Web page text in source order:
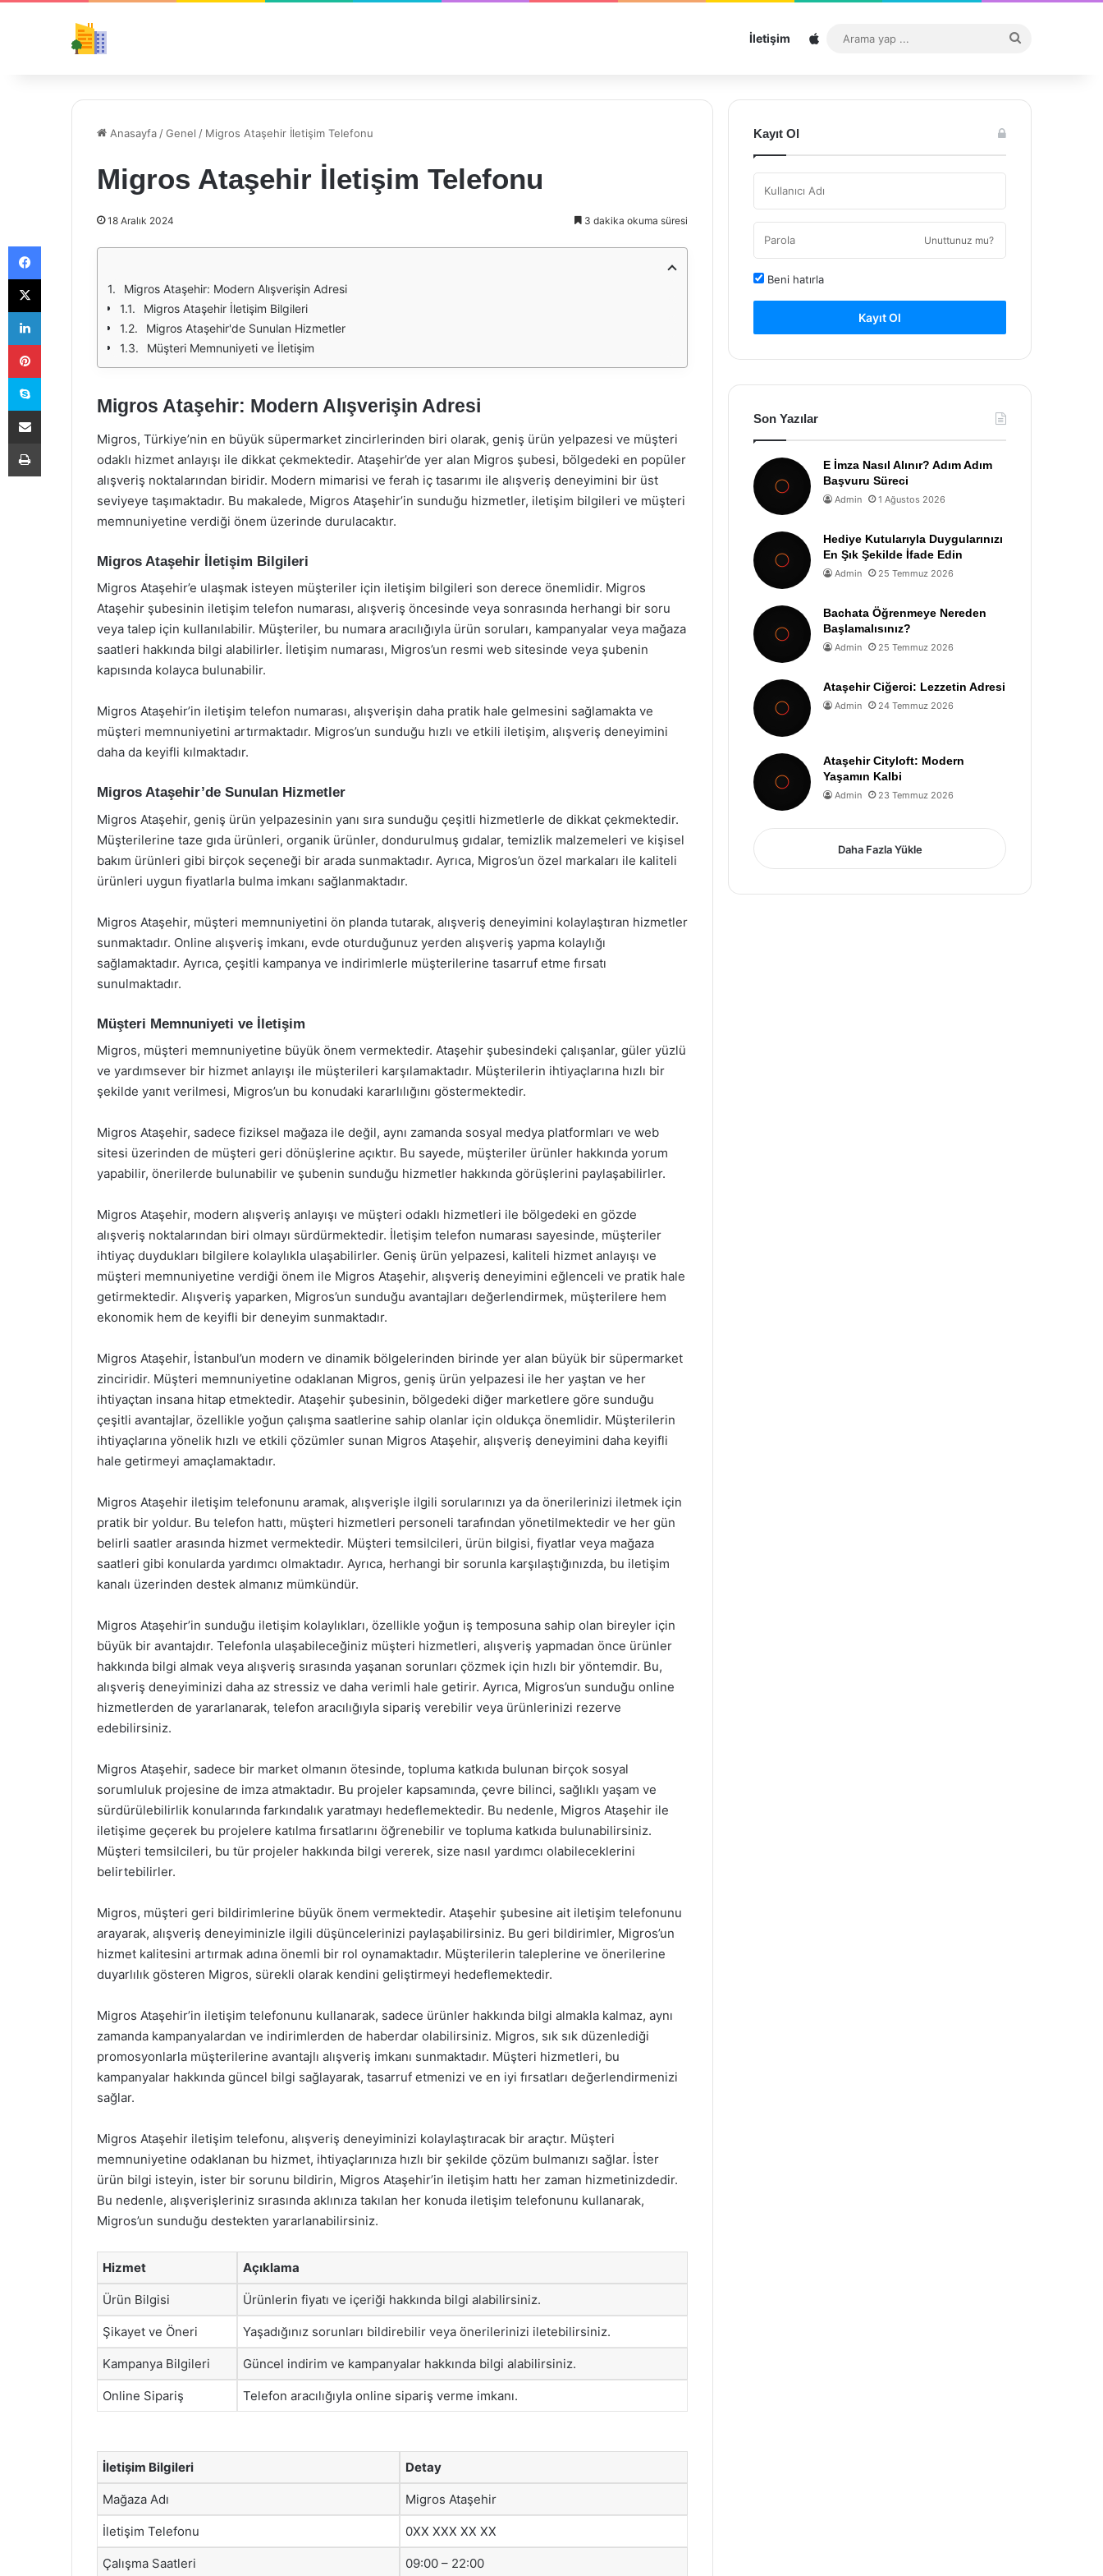
İletişim Sitemap
...
Anasayfa /Genel / Migros Ataşehir İletişim Telefonu
Migros Ataşehir İletişim Telefonu
18 Aralık 2024 3 dakika okuma süresi
Migros Ataşehir: Modern Alışverişin Adresi
Migros Ataşehir İletişim Bilgileri
Migros Ataşehir'de Sunulan Hizmetler
Müşteri Memnuniyeti ve İletişim
Migros Ataşehir: Modern Alışverişin Adresi
Migros, Türkiye’nin en büyük süpermarket zincirlerinden biri olarak, geniş ürün yelpazesi ve müşteri
odaklı hizmet anlayışı ile dikkat çekmektedir. Ataşehir’de yer alan Migros şubesi, bölgedeki en popüler
alışveriş noktalarından biridir. Modern mimarisi ve ferah iç tasarımı ile alışveriş deneyimini bir üst
seviyeye taşımaktadır. Bu makalede, Migros Ataşehir’in sunduğu hizmetler, iletişim bilgileri ve müşteri
memnuniyetine verdiği önem üzerinde durulacaktır.
Migros Ataşehir İletişim Bilgileri
Migros Ataşehir’e ulaşmak isteyen müşteriler için iletişim bilgileri son derece önemlidir. Migros
Ataşehir şubesinin iletişim telefon numarası, alışveriş öncesinde veya sonrasında herhangi bir soru
veya talep için kullanılabilir. Müşteriler, bu numara aracılığıyla ürün soruları, kampanyalar veya mağaza
saatleri hakkında bilgi alabilirler. İletişim numarası, Migros’un resmi web sitesinde veya şubenin
kapısında kolayca bulunabilir.
Migros Ataşehir’in iletişim telefon numarası, alışverişin daha pratik hale gelmesini sağlamakta ve
müşteri memnuniyetini artırmaktadır. Migros’un sunduğu hızlı ve etkili iletişim, alışveriş deneyimini
daha da keyifli kılmaktadır.
Migros Ataşehir’de Sunulan Hizmetler
Migros Ataşehir, geniş ürün yelpazesinin yanı sıra sunduğu çeşitli hizmetlerle de dikkat çekmektedir.
Müşterilerine taze gıda ürünleri, organik ürünler, dondurulmuş gıdalar, temizlik malzemeleri ve kişisel
bakım ürünleri gibi birçok seçeneği bir arada sunmaktadır. Ayrıca, Migros’un özel markaları ile kaliteli
ürünleri uygun fiyatlarla bulma imkanı sağlanmaktadır.
Migros Ataşehir, müşteri memnuniyetini ön planda tutarak, alışveriş deneyimini kolaylaştıran hizmetler
sunmaktadır. Online alışveriş imkanı, evde oturduğunuz yerden alışveriş yapma kolaylığı
sağlamaktadır. Ayrıca, çeşitli kampanya ve indirimlerle müşterilerine tasarruf etme fırsatı
sunulmaktadır.
Müşteri Memnuniyeti ve İletişim
Migros, müşteri memnuniyetine büyük önem vermektedir. Ataşehir şubesindeki çalışanlar, güler yüzlü
ve yardımsever bir hizmet anlayışı ile müşterileri karşılamaktadır. Müşterilerin ihtiyaçlarına hızlı bir
şekilde yanıt verilmesi, Migros’un bu konudaki kararlılığını göstermektedir.
Migros Ataşehir, sadece fiziksel mağaza ile değil, aynı zamanda sosyal medya platformları ve web
sitesi üzerinden de müşteri geri dönüşlerine açıktır. Bu sayede, müşteriler ürünler hakkında yorum
yapabilir, önerilerde bulunabilir ve şubenin sunduğu hizmetler hakkında görüşlerini paylaşabilirler.
Migros Ataşehir, modern alışveriş anlayışı ve müşteri odaklı hizmetleri ile bölgedeki en gözde
alışveriş noktalarından biri olmayı sürdürmektedir. İletişim telefon numarası sayesinde, müşteriler
ihtiyaç duydukları bilgilere kolaylıkla ulaşabilirler. Geniş ürün yelpazesi, kaliteli hizmet anlayışı ve
müşteri memnuniyetine verdiği önem ile Migros Ataşehir, alışveriş deneyimini eğlenceli ve pratik hale
getirmektedir. Alışveriş yaparken, Migros’un sunduğu avantajları değerlendirmek, müşterilere hem
ekonomik hem de keyifli bir deneyim sunmaktadır.
Migros Ataşehir, İstanbul’un modern ve dinamik bölgelerinden birinde yer alan büyük bir süpermarket
zinciridir. Müşteri memnuniyetine odaklanan Migros, geniş ürün yelpazesi ile her yaştan ve her
ihtiyaçtan insana hitap etmektedir. Ataşehir şubesinin, bölgedeki diğer marketlere göre sunduğu
çeşitli avantajlar, özellikle yoğun çalışma saatlerine sahip olanlar için oldukça önemlidir. Müşterilerin
ihtiyaçlarına yönelik hızlı ve etkili çözümler sunan Migros Ataşehir, alışveriş deneyimini daha keyifli
hale getirmeyi amaçlamaktadır.
Migros Ataşehir iletişim telefonunu aramak, alışverişle ilgili sorularınızı ya da önerilerinizi iletmek için
pratik bir yoldur. Bu telefon hattı, müşteri hizmetleri personeli tarafından yönetilmektedir ve her gün
belirli saatler arasında hizmet vermektedir. Müşteri temsilcileri, ürün bilgisi, fiyatlar veya mağaza
saatleri gibi konularda yardımcı olmaktadır. Ayrıca, herhangi bir sorunla karşılaştığınızda, bu iletişim
kanalı üzerinden destek almanız mümkündür.
Migros Ataşehir’in sunduğu iletişim kolaylıkları, özellikle yoğun iş temposuna sahip olan bireyler için
büyük bir avantajdır. Telefonla ulaşabileceğiniz müşteri hizmetleri, alışveriş yapmadan önce ürünler
hakkında bilgi almak veya alışveriş sırasında yaşanan sorunları çözmek için hızlı bir yöntemdir. Bu,
alışveriş deneyiminizi daha az stressiz ve daha verimli hale getirir. Ayrıca, Migros’un sunduğu online
hizmetlerden de yararlanarak, telefon aracılığıyla sipariş verebilir veya ürünlerinizi rezerve
edebilirsiniz.
Migros Ataşehir, sadece bir market olmanın ötesinde, topluma katkıda bulunan birçok sosyal
sorumluluk projesine de imza atmaktadır. Bu projeler kapsamında, çevre bilinci, sağlıklı yaşam ve
sürdürülebilirlik konularında farkındalık yaratmayı hedeflemektedir. Bu nedenle, Migros Ataşehir ile
iletişime geçerek bu projelere katılma fırsatlarını öğrenebilir ve topluma katkıda bulunabilirsiniz.
Müşteri temsilcileri, bu tür projeler hakkında bilgi vererek, size nasıl yardımcı olabileceklerini
belirtebilirler.
Migros, müşteri geri bildirimlerine büyük önem vermektedir. Ataşehir şubesine ait iletişim telefonunu
arayarak, alışveriş deneyiminizle ilgili düşüncelerinizi paylaşabilirsiniz. Bu geri bildirimler, Migros’un
hizmet kalitesini artırmak adına önemli bir rol oynamaktadır. Müşterilerin taleplerine ve önerilerine
duyarlılık gösteren Migros, sürekli olarak kendini geliştirmeyi hedeflemektedir.
Migros Ataşehir’in iletişim telefonunu kullanarak, sadece ürünler hakkında bilgi almakla kalmaz, aynı
zamanda kampanyalardan ve indirimlerden de haberdar olabilirsiniz. Migros, sık sık düzenlediği
promosyonlarla müşterilerine avantajlı alışveriş imkanı sunmaktadır. Müşteri hizmetleri, bu
kampanyalar hakkında güncel bilgi sağlayarak, tasarruf etmenizi ve en iyi fırsatları değerlendirmenizi
sağlar.
Migros Ataşehir iletişim telefonu, alışveriş deneyiminizi kolaylaştıracak bir araçtır. Müşteri
memnuniyetine odaklanan bu hizmet, ihtiyaçlarınıza hızlı bir şekilde çözüm bulmanızı sağlar. İster
ürün bilgi isteyin, ister bir sorunu bildirin, Migros Ataşehir’in iletişim hattı her zaman hizmetinizdedir.
Bu nedenle, alışverişleriniz sırasında aklınıza takılan her konuda iletişim telefonunu kullanarak,
Migros’un sunduğu destekten yararlanabilirsiniz.
Hizmet Açıklama
Ürün Bilgisi Ürünlerin fiyatı ve içeriği hakkında bilgi alabilirsiniz.
Şikayet ve Öneri Yaşadığınız sorunları bildirebilir veya önerilerinizi iletebilirsiniz.
Kampanya Bilgileri Güncel indirim ve kampanyalar hakkında bilgi alabilirsiniz.
Online Sipariş Telefon aracılığıyla online sipariş verme imkanı.
İletişim Bilgileri Detay
Mağaza Adı Migros Ataşehir
İletişim Telefonu 0XX XXX XX XX
Çalışma Saatleri 09:00 – 22:00
Kayıt Ol
Unuttunuz mu?
Beni hatırla
Kayıt Ol
Son Yazılar
E İmza Nasıl Alınır? Adım Adım
Başvuru Süreci
Admin 1 Ağustos 2026
Hediye Kutularıyla Duygularınızı
En Şık Şekilde İfade Edin
Admin 25 Temmuz 2026
Bachata Öğrenmeye Nereden
Başlamalısınız?
Admin 25 Temmuz 2026
Ataşehir Ciğerci: Lezzetin Adresi
Admin 24 Temmuz 2026
Ataşehir Cityloft: Modern
Yaşamın Kalbi
Admin 23 Temmuz 2026
Daha Fazla Yükle
Facebook
X
LinkedIn
Pinterest
Skype
E-Posta ile paylaş